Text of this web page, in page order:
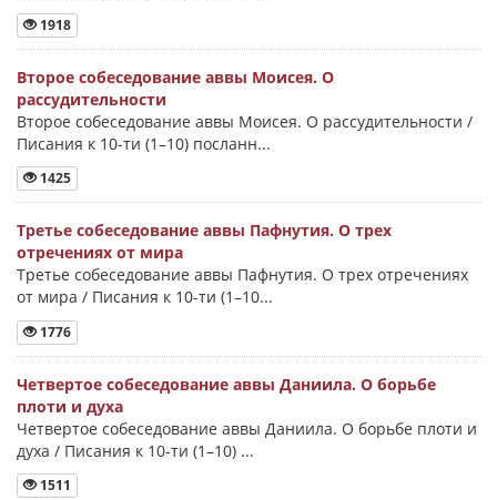
1918
Второе собеседование аввы Моисея. О
рассудительности
Второе собеседование аввы Моисея. О рассудительности /
Писания к 10-ти (1–10) посланн...
1425
Третье собеседование аввы Пафнутия. О трех
отречениях от мира
Третье собеседование аввы Пафнутия. О трех отречениях
от мира / Писания к 10-ти (1–10...
1776
Четвертое собеседование аввы Даниила. О борьбе
плоти и духа
Четвертое собеседование аввы Даниила. О борьбе плоти и
духа / Писания к 10-ти (1–10) ...
1511